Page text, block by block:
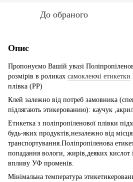
До обраного
Опис
Пропонуємо Вашій увазі
розмірів в роликах самоклеючі етикетки
плівка (РР)
Клей залежно від потреб замовника
підлягають этикерованию): каучук
Етикетка з поліпропіленової плівки
будь-яких продуктів,незалежно від місця
транспортування.Поліпропіленова
попадання вологи, жирів,деяких кислот
впливу УФ променів.
Мінімальна температура